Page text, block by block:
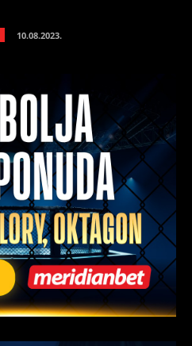
10.08.2023.